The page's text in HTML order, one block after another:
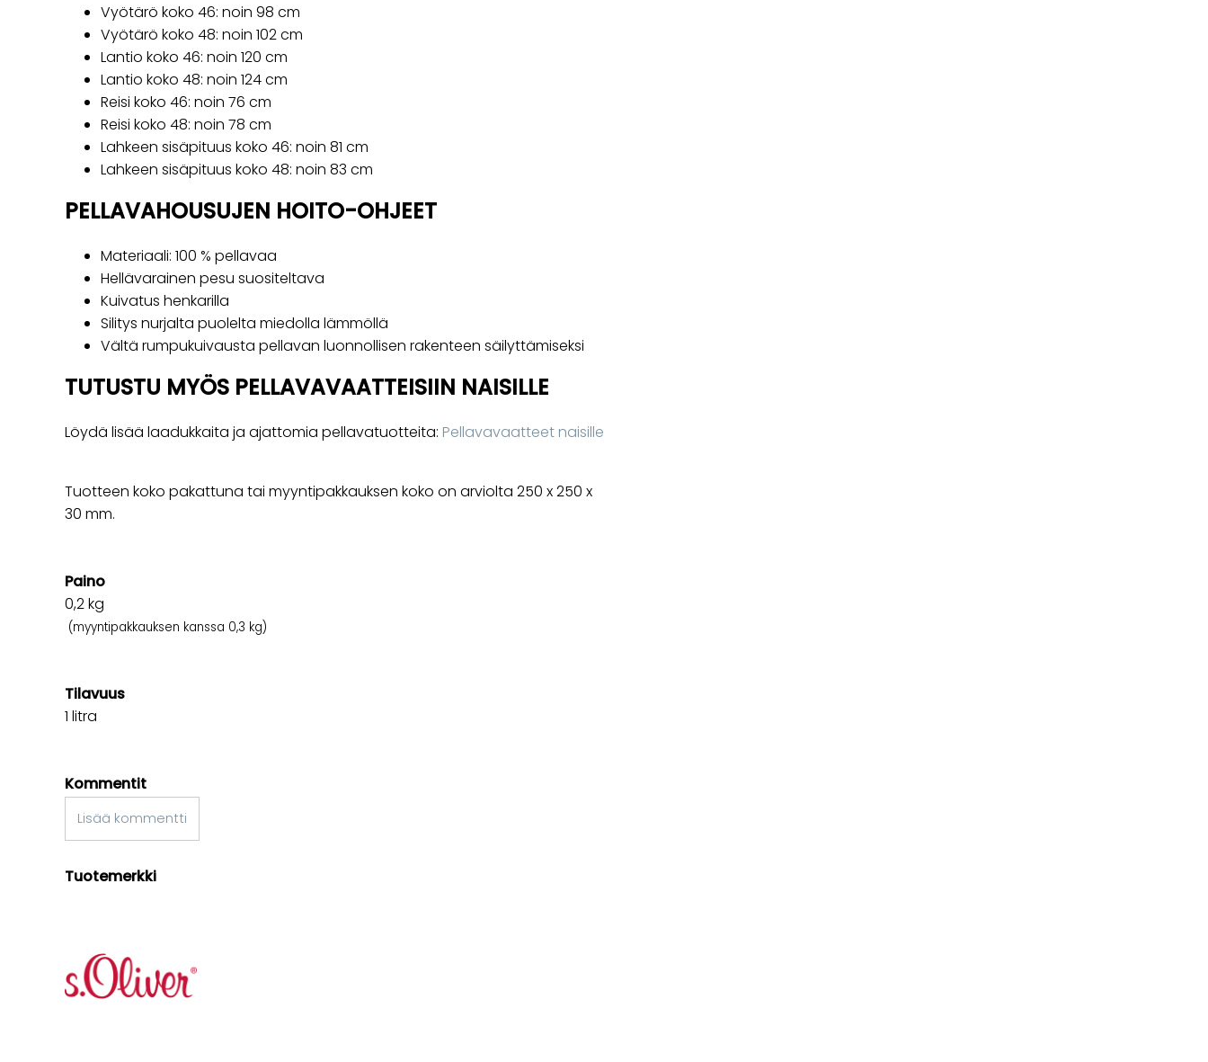
Vyötärö koko 46: noin 98 cm
Vyötärö koko 48: noin 102 cm
Lantio koko 46: noin 120 cm
Lantio koko 48: noin 124 cm
Reisi koko 46: noin 76 cm
Reisi koko 48: noin 78 cm
Lahkeen sisäpituus koko 46: noin 81 cm
Lahkeen sisäpituus koko 48: noin 83 cm
PELLAVAHOUSUJEN HOITO-OHJEET
Materiaali: 100 % pellavaa
Hellävarainen pesu suositeltava
Kuivatus henkarilla
Silitys nurjalta puolelta miedolla lämmöllä
Vältä rumpukuivausta pellavan luonnollisen rakenteen säilyttämiseksi
TUTUSTU MYÖS PELLAVAVAATTEISIIN NAISILLE
Löydä lisää laadukkaita ja ajattomia pellavatuotteita: Pellavavaatteet naisille
Tuotteen koko pakattuna tai myyntipakkauksen koko on arviolta 250 x 250 x
30 mm.
Paino
0,2kg
(myyntipakkauksen kanssa 0,3 kg)
Tilavuus
1 litra
Kommentit
Lisää kommentti
Tuotemerkki